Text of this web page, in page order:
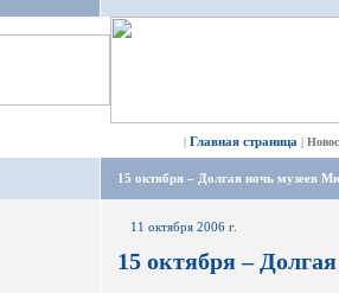
| Главная страница |
15 октября – Долгая ночь музеев
11 октября 2006 г.
15 октября –